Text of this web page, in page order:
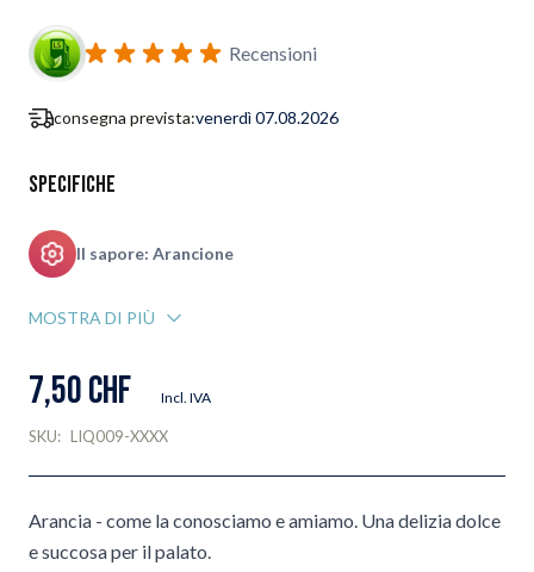
Iscriviti al modulo di notifica ritorno in stock
Recensioni
consegna prevista:venerdì 07.08.2026
Specifiche
Il sapore: Arancione
MOSTRA DI PIÙ
7,50 CHF Incl. IVA
SKU: LIQ009-XXXX
Arancia - come la conosciamo e amiamo. Una delizia dolce
e succosa per il palato.